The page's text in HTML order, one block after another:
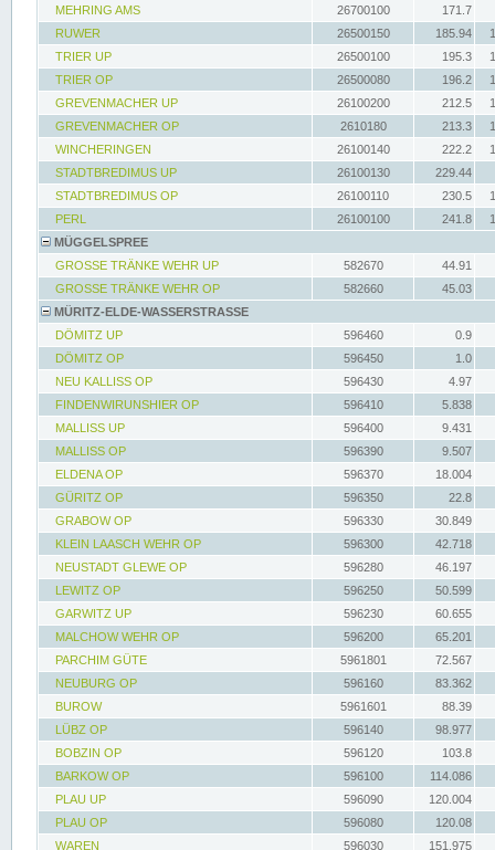
MEHRING AMS
26700100
171.7
RUWER
26500150 185.94
TRIER UP
26500100 195.3
TRIER OP
26500080 196.2
GREVENMACHER UP
26100200 212.5
GREVENMACHER OP
2610180 213.3
WINCHERINGEN
26100140 222.2
STADTBREDIMUS UP
26100130
229.44
STADTBREDIMUS OP
26100110 230.5
PERL
26100100 241.8
MÜGGELSPREE
GROSSE TRÄNKE WEHR UP
582670
44.91
GROSSE TRÄNKE WEHR OP
582660
45.03
MÜRITZ-ELDE-WASSERSTRASSE
DÖMITZ UP
596460
0.9
DÖMITZ OP
596450
1.0
NEU KALLISS OP
596430
4.97
FINDENWIRUNSHIER OP
596410
5.838
MALLISS UP
596400
9.431
MALLISS OP
596390
9.507
ELDENA OP
596370
18.004
GÜRITZ OP
596350
22.8
GRABOW OP
596330
30.849
KLEIN LAASCH WEHR OP
596300
42.718
NEUSTADT GLEWE OP
596280
46.197
LEWITZ OP
596250
50.599
GARWITZ UP
596230
60.655
MALCHOW WEHR OP
596200
65.201
PARCHIM GÜTE
5961801
72.567
NEUBURG OP
596160
83.362
BUROW
5961601
88.39
LÜBZ OP
596140
98.977
BOBZIN OP
596120
103.8
BARKOW OP
596100
114.086
PLAU UP
596090
120.004
PLAU OP
596080
120.08
WAREN
596030
151.975